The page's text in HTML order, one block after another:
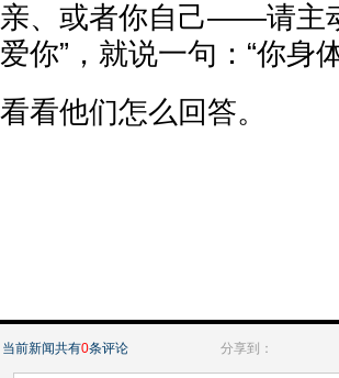
亲、或者你自己——请主
爱你”，就说一句：“你身
看看他们怎么回答。
当前新闻共有0条评论 分享到：